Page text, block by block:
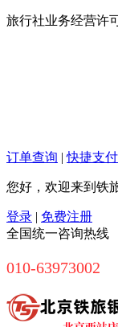
旅行社业务经营许
订单查询 |快捷支付
您好，欢迎来到铁
登录 | 免费注册
全国统一咨询热线
010-63973002